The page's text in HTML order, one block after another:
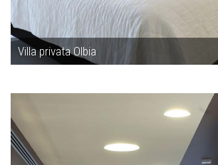
Villa privata Olbia